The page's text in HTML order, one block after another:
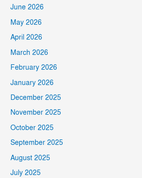
June 2026
May 2026
April 2026
March 2026
February 2026
January 2026
December 2025
November 2025
October 2025
September 2025
August 2025
July 2025